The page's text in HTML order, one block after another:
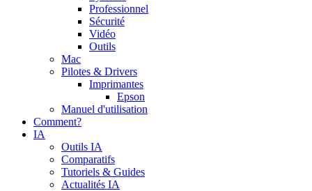
Professionnel
Sécurité
Vidéo
Outils
Mac
Pilotes & Drivers
Imprimantes
Epson
Manuel d'utilisation
Comment?
IA
Outils IA
Comparatifs
Tutoriels & Guides
Actualités IA